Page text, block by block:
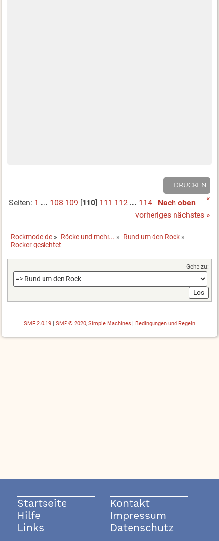
DRUCKEN
Seiten: 1 ... 108 109 [110] 111 112 ... 114 Nach oben
«
vorheriges nächstes »
Rockmode.de » Röcke und mehr... » Rund um den Rock »
Rocker gesichtet
Gehe zu:
SMF 2.0.19 SMF © 2020, Simple Machines Bedingungen und Regeln
Startseite
Hilfe
Links
Kontakt
Impressum
Datenschutz